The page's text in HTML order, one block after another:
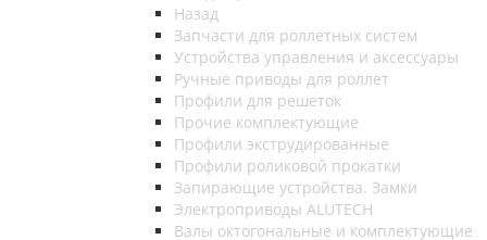
Назад
Запчасти для роллетных систем
Устройства управления и аксессуары
Ручные приводы для роллет
Профили для решеток
Прочие комплектующие
Профили экструдированные
Профили роликовой прокатки
Запирающие устройства. Замки
Электроприводы ALUTECH
Валы октогональные и комплектующие